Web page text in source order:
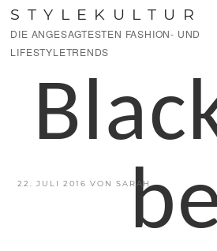
Zum
Inhalt
springen
STYLEKULTUR
DIE ANGESAGTESTEN FASHION- UND
LIFESTYLETRENDS
VERÖFFENTLICHT
22. JULI 2016 VONSARAH